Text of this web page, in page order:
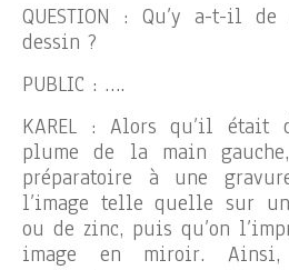
QUESTION : Qu’y a-t-il
dessin ?
PUBLIC : ….
KAREL : Alors qu’il
plume de la main
préparatoire à une
l’image telle quelle sur
ou de zinc, puis qu’on
image en miroir.